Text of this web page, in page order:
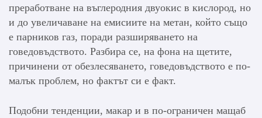
преработване на въглеродния двуокис в кислород, но
и до увеличаване на емисиите на метан, който също
е парников газ, поради разширяването на
говедовъдството. Разбира се, на фона на щетите,
причинени от обезлесяването, говедовъдството е по-
малък проблем, но фактът си е факт.
Подобни тенденции, макар и в по-ограничен мащаб